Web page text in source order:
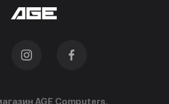
AGE Computers.